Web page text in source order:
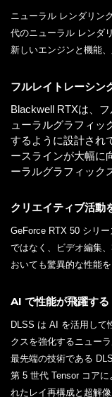
ニューラル レンダリン
代のニューラル レンダ
新しいエンジンと機能
フルレイトレーシン
Blackwell RTXは、
ューラルグラフィッ
するように設計され
ースラインが大幅に
ーラルグラフィック
クリエイティブ活動
GeForce RTX 50 シリ
ではなく、ビデオ編集
おいても驚異的な性能を
AI で性能が飛躍す
DLSS は AI を活用して
クスを強化するニュー
最先端の技術である
第 5 世代 Tensor コア
れたレイ再構成と超解像